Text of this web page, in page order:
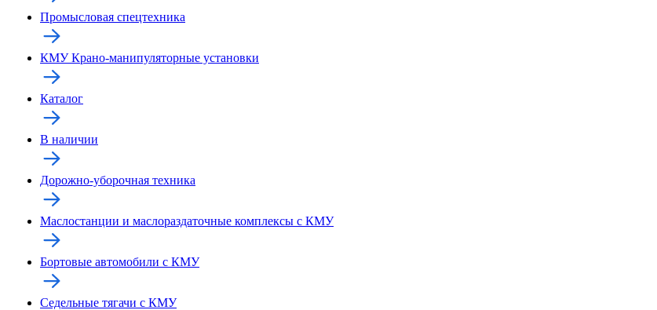
Промысловая спецтехника
КМУ Крано-манипуляторные установки
Каталог
В наличии
Дорожно-уборочная техника
Маслостанции и маслораздаточные комплексы с КМУ
Бортовые автомобили с КМУ
Седельные тягачи с КМУ